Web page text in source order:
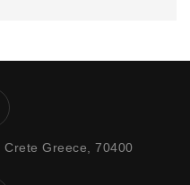
Greece, 70400